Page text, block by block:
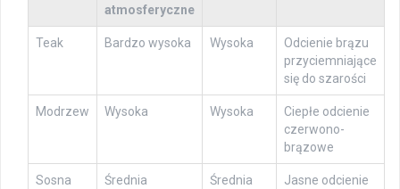
atmosferyczne
Teak Bardzo wysoka Wysoka
Odcienie brązu
przyciemniające
się do szarości
Modrzew Wysoka Wysoka
Ciepłe odcienie
czerwono-
brązowe
Sosna Średnia Średnia
Jasne odcienie